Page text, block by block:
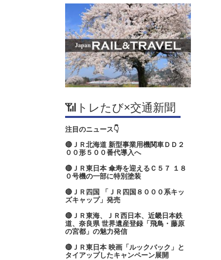
📶トレたび×交通新聞
注目のニュース👇
🔴ＪＲ北海道 新型事業用機関車ＤＤ２
００形５００番代導入へ
🔴ＪＲ東日本 傘寿を迎えるＣ５７ １８
０号機の一部に特別塗装
🔴ＪＲ四国 「ＪＲ四国８０００系キッ
ズキャップ」発売
🔴ＪＲ東海、ＪＲ西日本、近畿日本鉄
道、奈良県 世界遺産登録「飛鳥・藤原
の宮都」の魅力発信
🔴ＪＲ東日本 映画「ルックバック」と
タイアップしたキャンペーン展開